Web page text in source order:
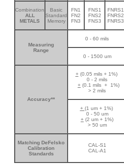
Combination
ALL
METALS
Basic
Standard
Memory
FN1
FN2
FN3
FNS1
FNS2
FNS3
FNRS1
FNRS2
FNRS3
Measuring
Range
0 - 60 mils
0 - 1500 um
Accuracy**
+(0.05 mils + 1%)
0 - 2 mils
+ (0.1 mils + 1%)
> 2 mils
+ (1 um + 1%)
0 - 50 um
+ (2 um + 1%)
> 50 um
Matching DeFelsko
Calibration
Standards
CAL-S1
CAL-A1